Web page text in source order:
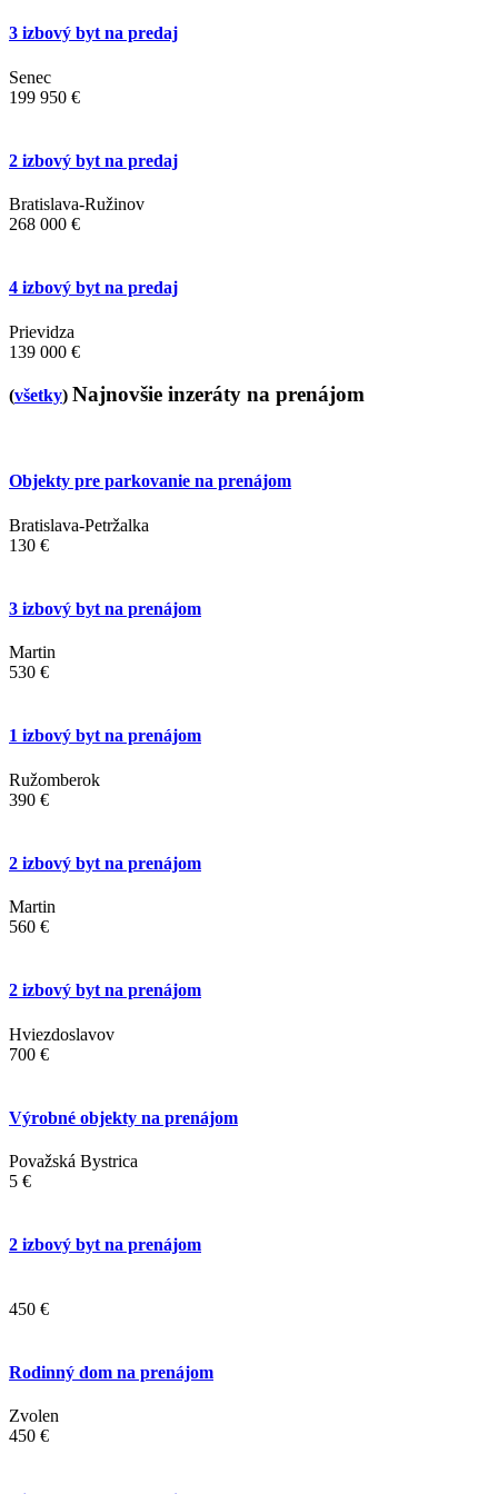
3 izbový byt na predaj
Senec
199 950 €
2 izbový byt na predaj
Bratislava-Ružinov
268 000 €
4 izbový byt na predaj
Prievidza
139 000 €
(všetky) Najnovšie inzeráty na prenájom
Objekty pre parkovanie na prenájom
Bratislava-Petržalka
130 €
3 izbový byt na prenájom
Martin
530 €
1 izbový byt na prenájom
Ružomberok
390 €
2 izbový byt na prenájom
Martin
560 €
2 izbový byt na prenájom
Hviezdoslavov
700 €
Výrobné objekty na prenájom
Považská Bystrica
5 €
2 izbový byt na prenájom
450 €
Rodinný dom na prenájom
Zvolen
450 €